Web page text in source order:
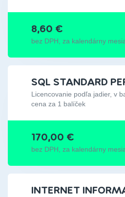
8,60 €
bez DPH, za kalendárny
SQL STANDARD
Licencovanie podľa jadier, v
cena za 1 balíček
170,00 €
bez DPH, za kalendárny
INTERNET